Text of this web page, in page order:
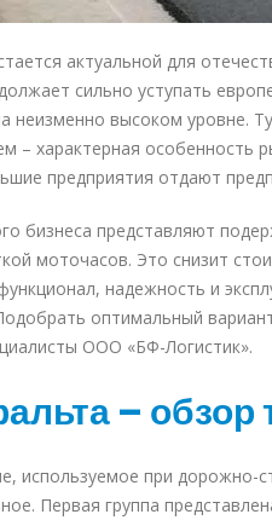
актуальной для
сильно уступать
неизменно высоком уровне.
– характерная особенность
предприятия отдают
бизнеса представляют
моточасов. Это снизит
надежность и
оптимальный
ООО «БФ-Логистик».
– обзор
используемое при дорожно-
Первая группа